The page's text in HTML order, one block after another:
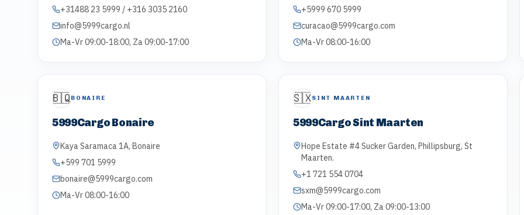
+31488 23 5999 / +316 3035 2160
info@5999cargo.nl
Ma-Vr 09:00-18:00, Za 09:00-17:00
+5999 670 5999
curacao@5999cargo.com
Ma-Vr 08:00-16:00
🇧🇶BONAIRE
5999Cargo Bonaire
Kaya Saramaca 1A, Bonaire
+599 701 5999
bonaire@5999cargo.com
Ma-Vr 08:00-16:00
🇸🇽SINT MAARTEN
5999Cargo Sint Maarten
Hope Estate #4 Sucker Garden, Phillipsburg, St
Maarten.
+1 721 554 0704
sxm@5999cargo.com
Ma-Vr 09:00-17:00, Za 09:00-13:00